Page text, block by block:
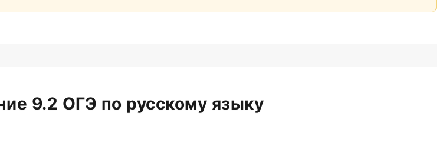
9.2 ОГЭ по русскому языку